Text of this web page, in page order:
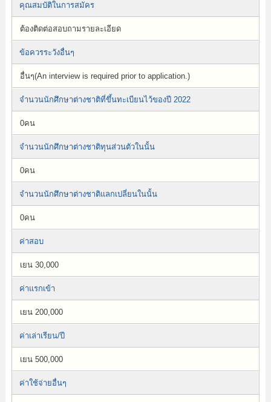
คุณสมบัติในการสมัคร
ต้องติดต่อสอบถามรายละเอียด
ข้อควรระวังอื่นๆ
อื่นๆ(An interview is required prior to application.)
จำนวนนักศึกษาต่างชาติที่ขึ้นทะเบียนไว้ของปี 2022
0คน
จำนวนนักศึกษาต่างชาติทุนส่วนตัวในนั้น
0คน
จำนวนนักศึกษาต่างชาติแลกเปลี่ยนในนั้น
0คน
ค่าสอบ
เยน 30,000
ค่าแรกเข้า
เยน 200,000
ค่าเล่าเรียน/ปี
เยน 500,000
ค่าใช้จ่ายอื่นๆ